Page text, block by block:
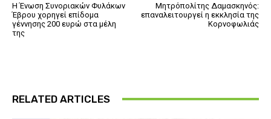
Η Ένωση Συνοριακών Φυλάκων
Έβρου χορηγεί επίδομα
γέννησης 200 ευρώ στα μέλη
της
Μητρόπολίτης Δαμασκηνός:
επαναλειτουργεί η εκκλησία της
Κορνοφωλιάς
RELATED ARTICLES